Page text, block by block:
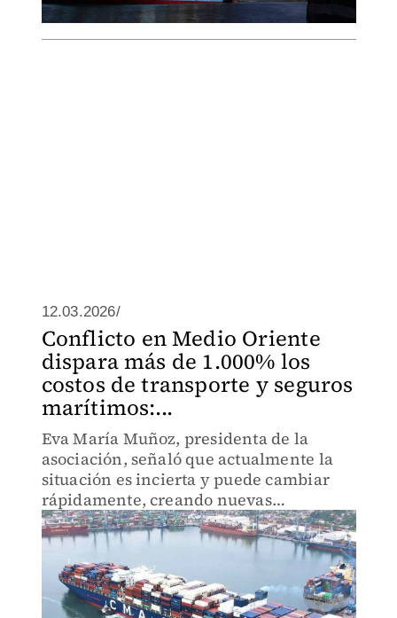
12.03.2026/
Conflicto en Medio Oriente
dispara más de 1.000% los
costos de transporte y seguros
marítimos:...
Eva María Muñoz, presidenta de la
asociación, señaló que actualmente la
situación es incierta y puede cambiar
rápidamente, creando nuevas
afectaciones o restricciones al comercio.